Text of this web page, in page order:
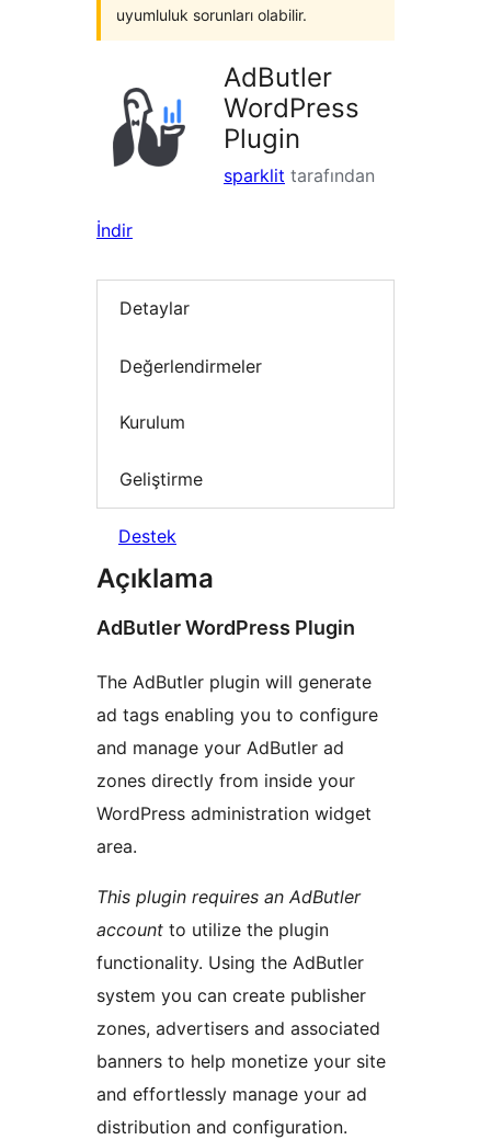
uyumluluk sorunları olabilir.
AdButler
WordPress
Plugin
sparklit tarafından
İndir
Detaylar
Değerlendirmeler
Kurulum
Geliştirme
Destek
Açıklama
AdButler WordPress Plugin
The AdButler plugin will generate
ad tags enabling you to configure
and manage your AdButler ad
zones directly from inside your
WordPress administration widget
area.
This plugin requires an AdButler
account to utilize the plugin
functionality. Using the AdButler
system you can create publisher
zones, advertisers and associated
banners to help monetize your site
and effortlessly manage your ad
distribution and configuration.